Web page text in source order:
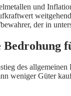
und
der in
des
weniger Güter